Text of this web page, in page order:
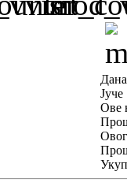
Јуче
Ове